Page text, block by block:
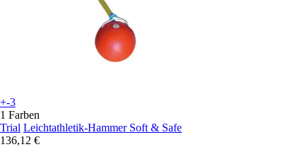
+-3
1 Farben
Trial Leichtathletik-Hammer Soft & Safe
136,12 €